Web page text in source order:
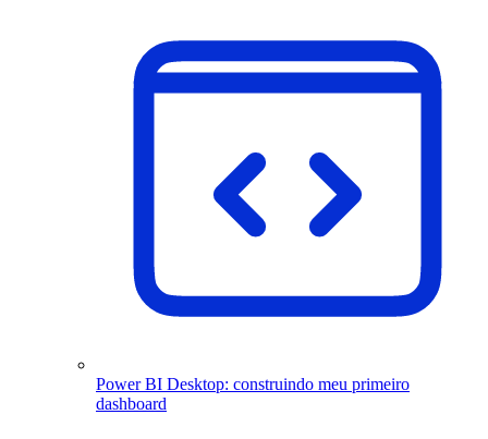
Power BI Desktop: construindo meu primeiro
dashboard